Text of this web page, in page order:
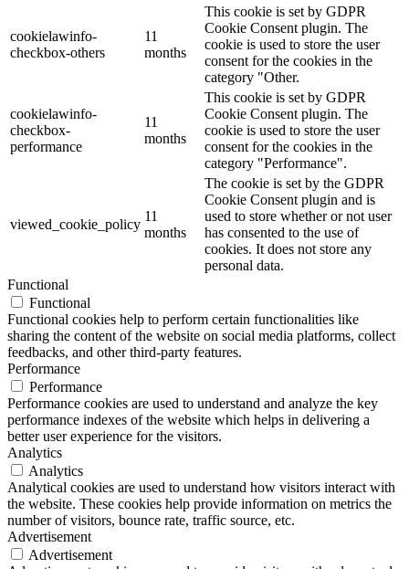
cookielawinfo-
checkbox-others
11
months
This cookie is set by GDPR
Cookie Consent plugin. The
cookie is used to store the user
consent for the cookies in the
category "Other.
cookielawinfo-
checkbox-
performance
11
months
This cookie is set by GDPR
Cookie Consent plugin. The
cookie is used to store the user
consent for the cookies in the
category "Performance".
viewed_cookie_policy
11
months
The cookie is set by the GDPR
Cookie Consent plugin and is
used to store whether or not user
has consented to the use of
cookies. It does not store any
personal data.
Functional
Functional
Functional cookies help to perform certain functionalities like
sharing the content of the website on social media platforms, collect
feedbacks, and other third-party features.
Performance
Performance
Performance cookies are used to understand and analyze the key
performance indexes of the website which helps in delivering a
better user experience for the visitors.
Analytics
Analytics
Analytical cookies are used to understand how visitors interact with
the website. These cookies help provide information on metrics the
number of visitors, bounce rate, traffic source, etc.
Advertisement
Advertisement